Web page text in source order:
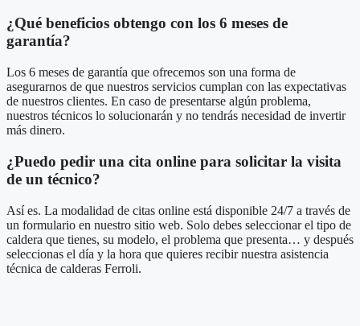
¿Qué beneficios obtengo con los 6 meses de
garantía?
Los 6 meses de garantía que ofrecemos son una forma de
asegurarnos de que nuestros servicios cumplan con las expectativas
de nuestros clientes. En caso de presentarse algún problema,
nuestros técnicos lo solucionarán y no tendrás necesidad de invertir
más dinero.
¿Puedo pedir una cita online para solicitar la visita
de un técnico?
Así es. La modalidad de citas online está disponible 24/7 a través de
un formulario en nuestro sitio web. Solo debes seleccionar el tipo de
caldera que tienes, su modelo, el problema que presenta… y después
seleccionas el día y la hora que quieres recibir nuestra asistencia
técnica de calderas Ferroli.